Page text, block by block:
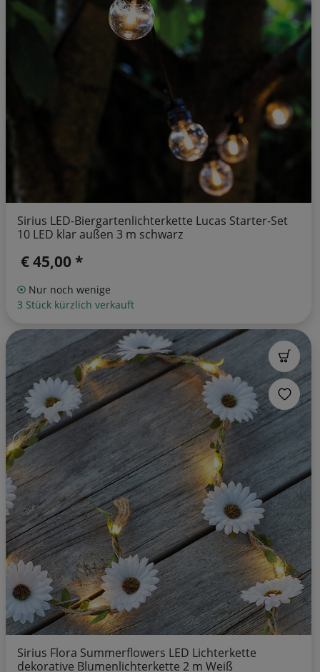
Sirius LED-Biergartenlichterkette Lucas Starter-Set
10 LED klar außen 3 m schwarz
€ 45,00 *
Nur noch wenige
3 Stück kürzlich verkauft
Sirius Flora Summerflowers LED Lichterkette
dekorative Blumenlichterkette 2 m Weiß